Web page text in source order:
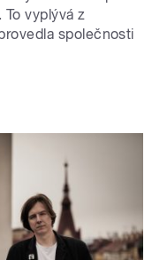
vyplývá z
společnosti